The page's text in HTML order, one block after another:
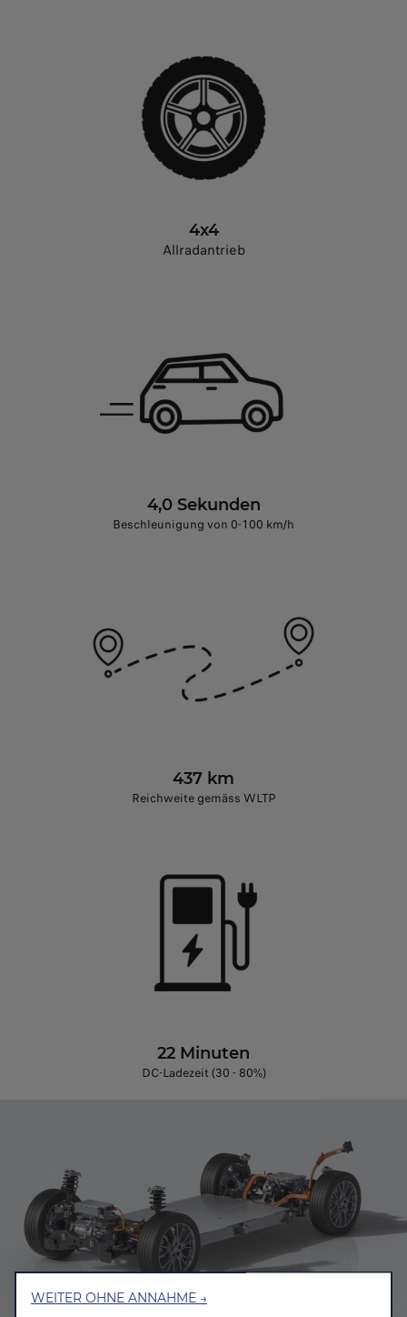
4x4
Allradantrieb
4,0 Sekunden
Beschleunigung von 0-100 km/h
437 km
Reichweite gemäss WLTP
22 Minuten
DC-Ladezeit (30 - 80%)
WEITER OHNE ANNAHME →